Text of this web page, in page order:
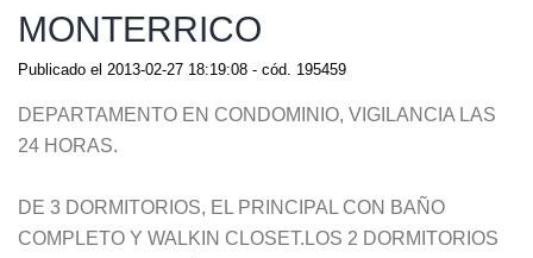
MONTERRICO
Publicado el 2013-02-27 18:19:08 - cód. 195459
DEPARTAMENTO EN CONDOMINIO, VIGILANCIA LAS
24 HORAS.
DE 3 DORMITORIOS, EL PRINCIPAL CON BAÑO
COMPLETO Y WALKIN CLOSET.LOS 2 DORMITORIOS